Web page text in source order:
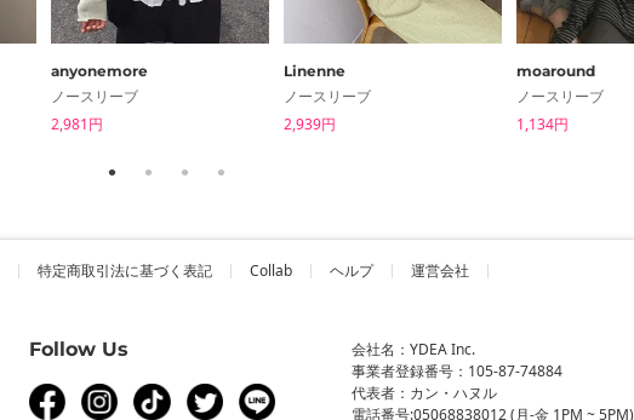
anyonemore
ノースリーブ
2,981円
Linenne
ノースリーブ
2,939円
moaround
ノースリーブ
1,134円
特定商取引法に基づく表記 Collab ヘルプ 運営会社
Follow Us
会社名：YDEA Inc.
事業者登録番号：105-87-74884
代表者：カン・ハヌル
電話番号:05068838012 (月-金 1PM ~ 5PM)